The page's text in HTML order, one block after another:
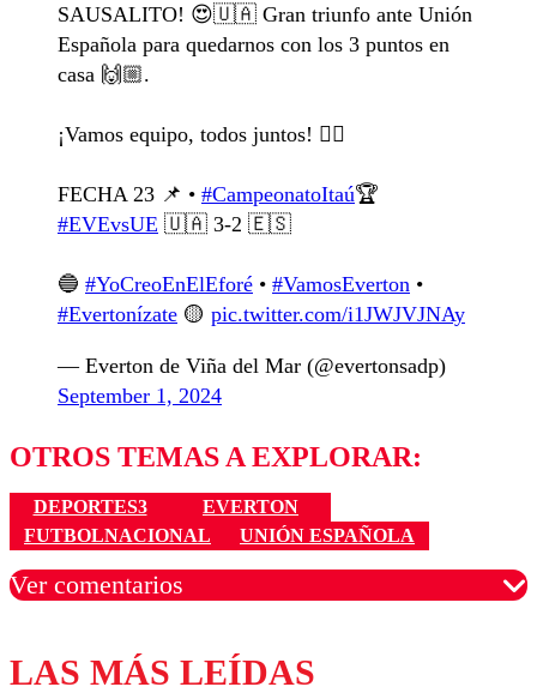
SAUSALITO! 😍🇺🇦 Gran triunfo ante Unión
Española para quedarnos con los 3 puntos en
casa 🙌🏼.
¡Vamos equipo, todos juntos! ❤️‍🔥
FECHA 23 📌 • #CampeonatoItaú🏆
#EVEvsUE 🇺🇦 3-2 🇪🇸
🔵 #YoCreoEnElEforé • #VamosEverton •
#Evertonízate 🟡 pic.twitter.com/i1JWJVJNAy
— Everton de Viña del Mar (@evertonsadp)
September 1, 2024
OTROS TEMAS A EXPLORAR:
DEPORTES3
EVERTON
FUTBOLNACIONAL
UNIÓN ESPAÑOLA
Ver comentarios
Los comentarios son moderados para garantizar un
diálogo respetuoso.
LAS MÁS LEÍDAS